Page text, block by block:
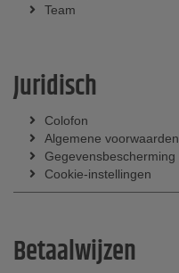
Team
Juridisch
Colofon
Algemene voorwaarden
Gegevensbescherming
Cookie-instellingen
Betaalwijzen